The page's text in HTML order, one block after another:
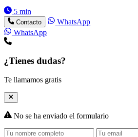
5 min
Contacto
WhatsApp
WhatsApp
¿Tienes dudas?
Te llamamos gratis
No se ha enviado el formulario